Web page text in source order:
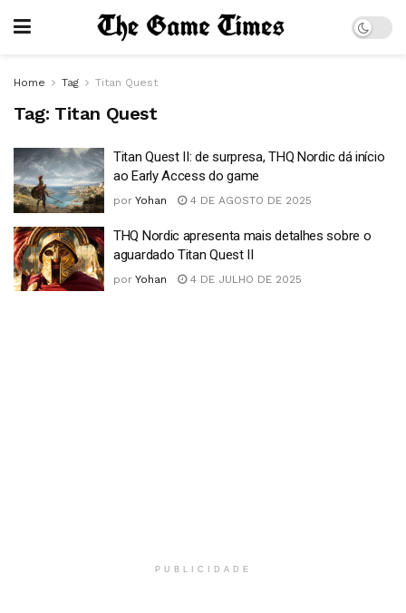
Home Tag Titan Quest
Tag: Titan Quest
Titan Quest II: de surpresa, THQ Nordic dá início
ao Early Access do game
por Yohan 4 DE AGOSTO DE 2025
THQ Nordic apresenta mais detalhes sobre o
aguardado Titan Quest II
por Yohan 4 DE JULHO DE 2025
PUBLICIDADE